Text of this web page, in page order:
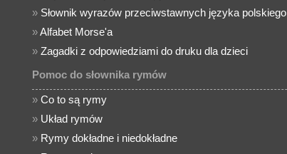
» Słownik wyrazów przeciwstawnych języka polskiego
»Alfabet Morse'a
»Zagadki z odpowiedziami do druku dla dzieci
Pomoc do słownika rymów
»Co to są rymy
» Układ rymów
» Rymy dokładne i niedokładne